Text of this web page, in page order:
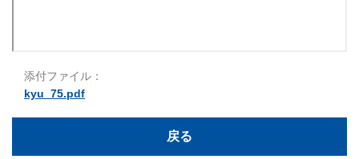
添付ファイル：
kyu_75.pdf
戻る